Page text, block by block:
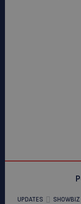
UPDATES SHOWBIZ